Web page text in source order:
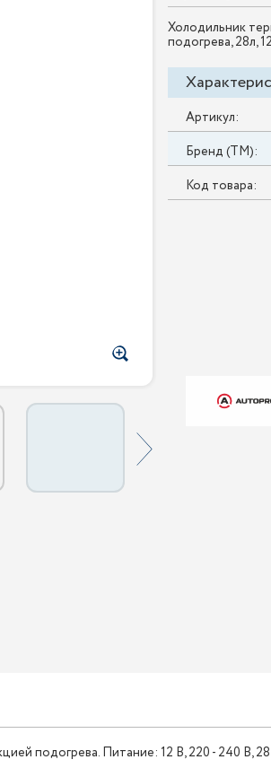
Холодильник
подогрева, 28л,
Артикул:
Бренд (ТМ):
Код товара:
подогрева. Питание: 12 В, 220 - 240 В,